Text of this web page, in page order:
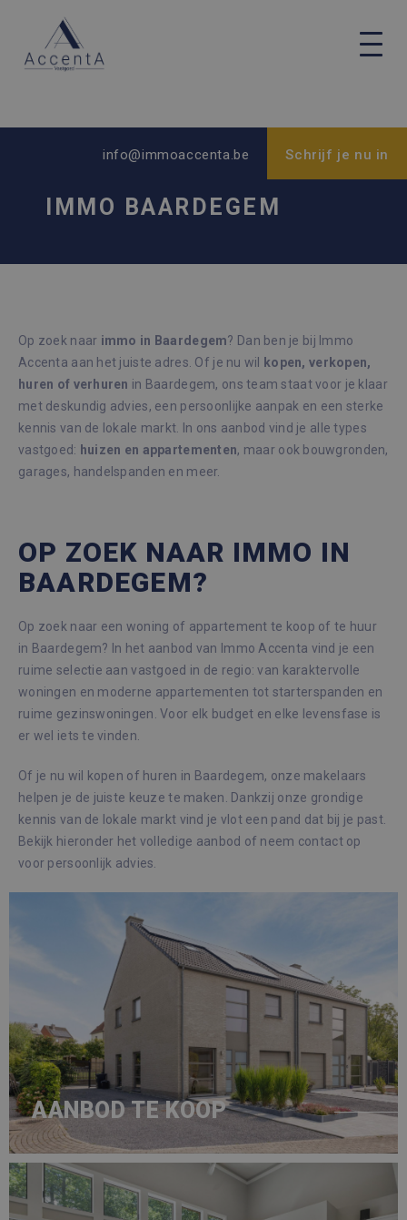
info@immoaccenta.be Schrijf je nu in
IMMO BAARDEGEM
Op zoek naar immo in Baardegem? Dan ben je bij Immo
Accenta aan het juiste adres. Of je nu wil
kopen, verkopen,
huren of verhuren in Baardegem, ons team staat voor je klaar
met deskundig advies, een persoonlijke aanpak en een sterke
kennis van de lokale markt. In ons aanbod vind je alle types
vastgoed: huizen en appartementen, maar ook bouwgronden,
garages, handelspanden en meer.
OP ZOEK NAAR IMMO IN
BAARDEGEM?
Op zoek naar een woning of appartement te koop of te huur
in Baardegem? In het aanbod van Immo Accenta vind je een
ruime selectie aan vastgoed in de regio: van karaktervolle
woningen en moderne appartementen tot starterspanden en
ruime gezinswoningen. Voor elk budget en elke levensfase is
er wel iets te vinden.
Of je nu wil kopen of huren in Baardegem, onze makelaars
helpen je de juiste keuze te maken. Dankzij onze grondige
kennis van de lokale markt vind je vlot een pand dat bij je past.
Bekijk hieronder het volledige aanbod of neem contact op
voor persoonlijk advies.
AANBOD TE KOOP